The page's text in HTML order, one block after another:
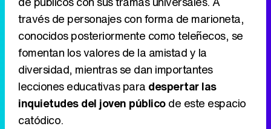
Tráiler de la tercera temporada de 'The Walking Dead: Dead City' de AMC+
Canción ganadora de Eurovisión 2026: DARA con "Bangaranga" por Bulgaria
través de personajes con forma de marioneta,
conocidos posteriormente como teleñecos, se
fomentan los valores de la amistad y la
diversidad, mientras se dan importantes
lecciones educativas para despertar las
inquietudes del joven públicode este espacio
catódico.